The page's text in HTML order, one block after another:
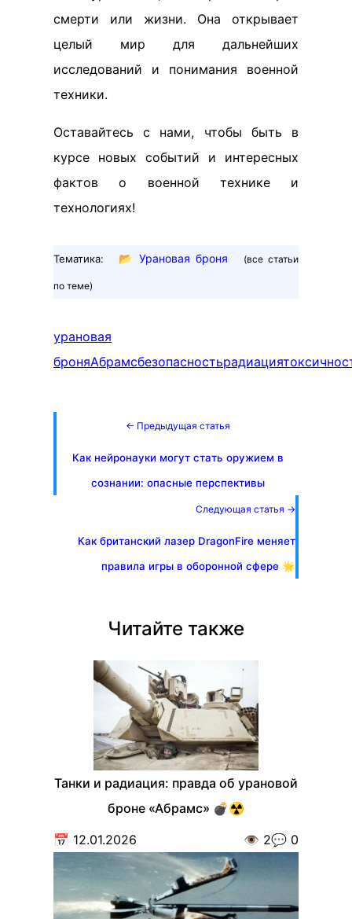
смерти или жизни. Она открывает
целый мир для дальнейших
исследований и понимания военной
техники.
Оставайтесь с нами, чтобы быть в
курсе новых событий и интересных
фактов о военной технике и
технологиях!
Тематика: 📂 Урановая броня (все статьи
по теме)
урановая
броняАбрамсбезопасностьрадиация
← Предыдущая статья
Как нейронауки могут стать оружием в
сознании: опасные перспективы
Следующая статья →
Как британский лазер DragonFire меняет
правила игры в оборонной сфере 🌟
Читайте также
Танки и радиация: правда об урановой
броне «Абрамс» 💣☢️
📅 12.01.2026 👁️ 2💬 0